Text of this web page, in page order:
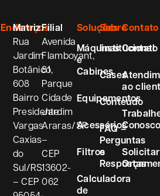
Endereços
Matriz
Rua
Jardim
Botânico,
608
Bairro
Presidente
Vargas
Caxias
do
Sul/RS
– CEP
Filial
Avenida
Flamboyant,
81
Parque
Cidade
Jardim
Araras/SP
–
CEP
13602-
062
Soluções
Máquinas
e
Cabines
Equipamentos
Acessórios
Filtros
Calculadora
de
Sobre
Institucional
Cases
Conteúdo
FAQ –
Perguntas
e
Respostas
Contato
Contato
ao
Solicitar